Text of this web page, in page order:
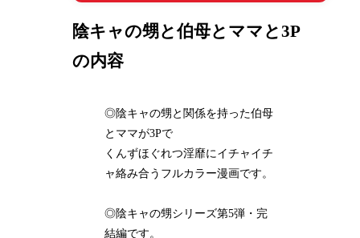
陰キャの甥と伯母とママと3P
の内容
◎陰キャの甥と関係を持った伯母
とママが3Pで
くんずほぐれつ淫靡にイチャイチ
ャ絡み合うフルカラー漫画です。
◎陰キャの甥シリーズ第5弾・完
結編です。